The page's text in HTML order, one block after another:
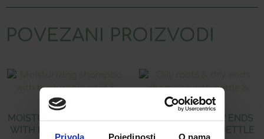
Privola Pojedinosti O nama
POVEZANI PROIZVODI
MOISTURIZING SHAMPOO
WITH HYALURONIC ACID
OILY ROOTS & DRY ENDS
SHAMPOO WITH NETTLE